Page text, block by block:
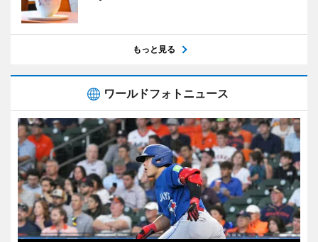
もっと見る
ワールドフォトニュース